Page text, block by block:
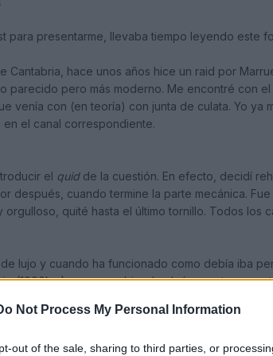
Not Process My Personal Information
out of the sale, sharing to third parties, or
para presentarme, llevaba tiempo leyendo este
Cantabria, hace unos años hice un raid por
parecido pero más moderno. Me encontré con
venía con (en teoría) con junta de culata. Yo
el canal correspondiente.
el quidde la cuestión. En efecto, decidí
después, cuando termine la parte mecánica.
quité hasta el último tornillo. Todos
lujo y cuando ha funcionado como debía iba
(1000km), en que subiendo algún puerto por
las cuestas a 70 en cuarta. El coche se
de normalidad.
el que se capó definitivamente. Ya ni al